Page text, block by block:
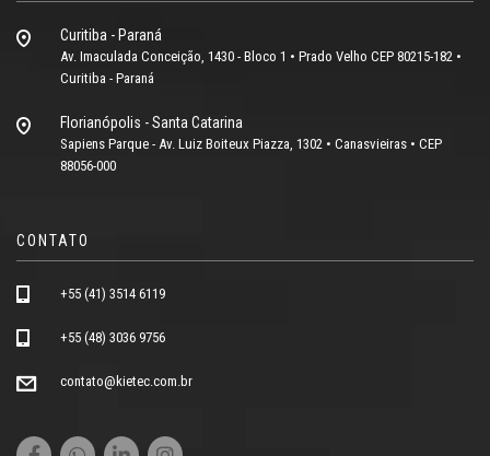
Curitiba - Paraná
Av. Imaculada Conceição, 1430 - Bloco 1 • Prado Velho CEP 80215-182 •
Curitiba - Paraná
Florianópolis - Santa Catarina
Sapiens Parque - Av. Luiz Boiteux Piazza, 1302 • Canasvieiras • CEP
88056-000
CONTATO
+55 (41) 3514 6119
+55 (48) 3036 9756
contato@kietec.com.br